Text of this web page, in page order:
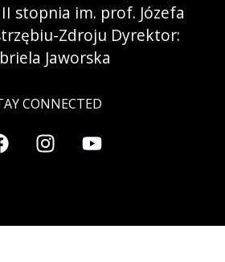
stopnia im. prof. Józefa
Zdroju Dyrektor:
Jaworska
CONNECTED